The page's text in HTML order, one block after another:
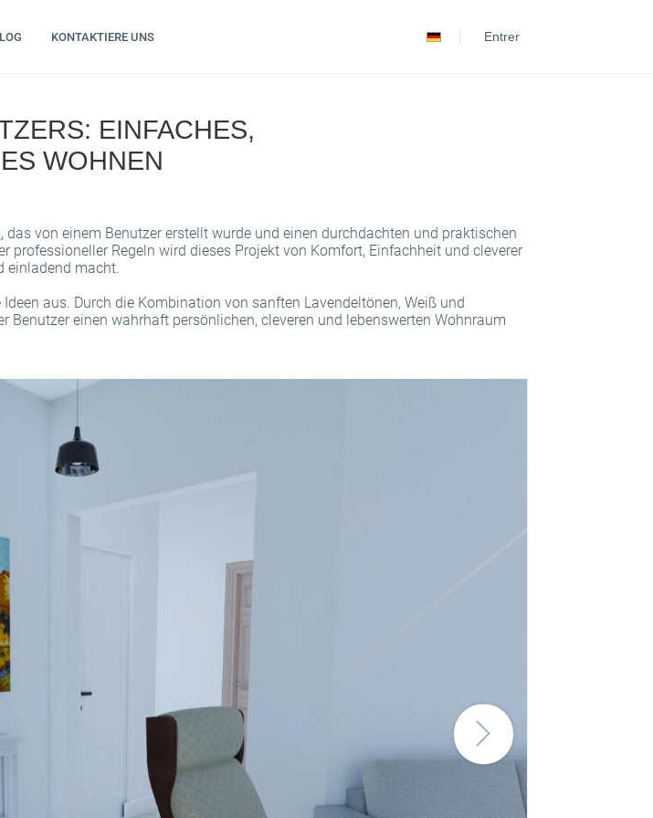
KONTAKTIERE UNS
PortuguêsEntrer
EINFACHES,
WOHNEN
, das von einem Benutzer erstellt wurde und einen durchdachten und praktischen
Regeln wird dieses Projekt von Komfort, Einfachheit und cleverer
einladend macht.
aus. Durch die Kombination von sanften Lavendeltönen, Weiß und
einen wahrhaft persönlichen, cleveren und lebenswerten Wohnraum